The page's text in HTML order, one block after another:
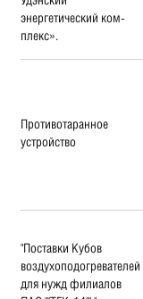
энергетический ком-
плекс».
Противотаранное
устройство
"Поставки Кубов
воздухоподогревателей
для нужд филиалов